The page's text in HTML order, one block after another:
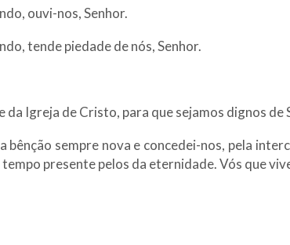
ouvi-nos, Senhor.
tende piedade de nós, Senhor.
Igreja de Cristo, para que sejamos dignos de
bênção sempre nova e concedei-nos, pela
presente pelos da eternidade. Vós que